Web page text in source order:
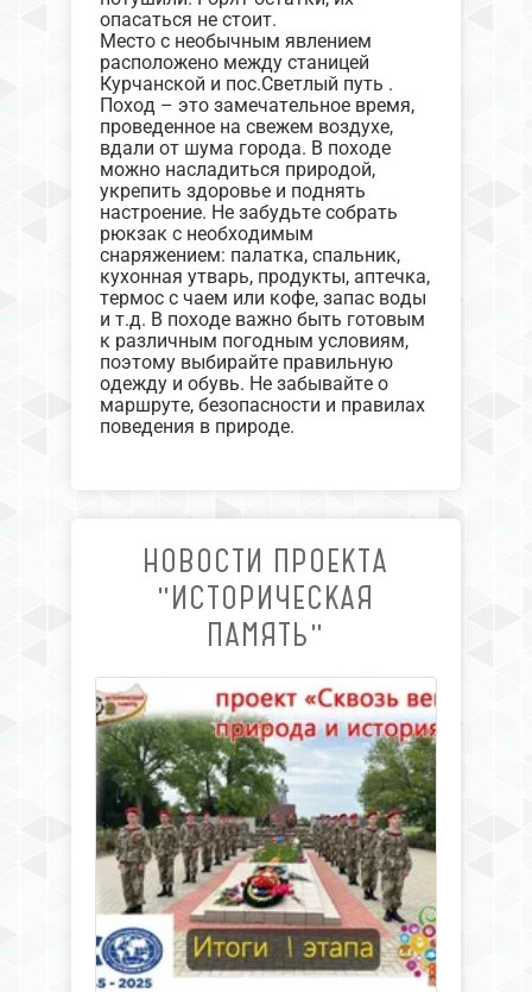
опасаться не стоит. ⁣⁣⠀
Место с необычным явлением
расположено между станицей
Курчанской и пос.Светлый путь .
Поход – это замечательное время,
проведенное на свежем воздухе,
вдали от шума города. В походе
можно насладиться природой,
укрепить здоровье и поднять
настроение. Не забудьте собрать
рюкзак с необходимым
снаряжением: палатка, спальник,
кухонная утварь, продукты, аптечка,
термос с чаем или кофе, запас воды
и т.д. В походе важно быть готовым
к различным погодным условиям,
поэтому выбирайте правильную
одежду и обувь. Не забывайте о
маршруте, безопасности и правилах
поведения в природе.
НОВОСТИ ПРОЕКТА
"ИСТОРИЧЕСКАЯ
ПАМЯТЬ"